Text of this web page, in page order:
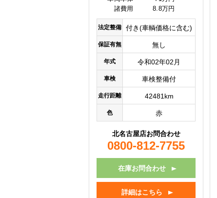
諸費用
8.8万円
法定整備 付き(車輌価格に含む)
保証有無 無し
年式 令和02年02月
車検 車検整備付
走行距離 42481km
色 赤
北名古屋店お問合わせ
0800-812-7755
在庫お問合わせ
詳細はこちら